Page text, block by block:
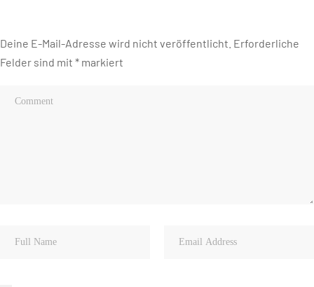
Deine E-Mail-Adresse wird nicht veröffentlicht. Erforderliche
Felder sind mit * markiert